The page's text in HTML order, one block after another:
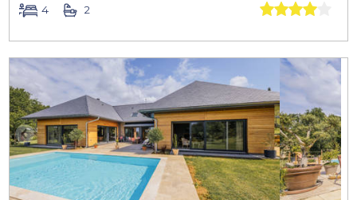
4 2